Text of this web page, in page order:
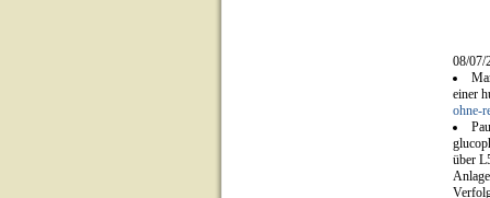
08/07/
einer
ohne-
über